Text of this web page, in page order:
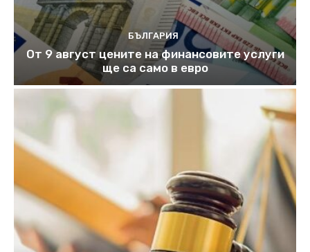
БЪЛГАРИЯ
От 9 август цените на финансовите услуги
ще са само в евро